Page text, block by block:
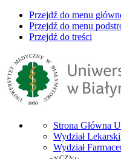
Przejdź do menu
Przejdź do menu
Przejdź do treści
Strona Główna
Wydział Lekarski
Wydział